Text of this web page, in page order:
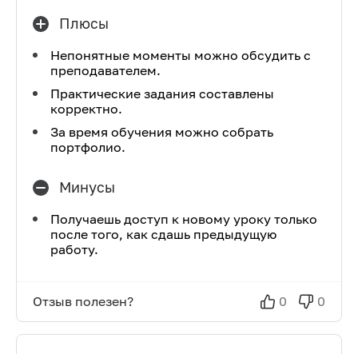
Плюсы
Непонятные моменты можно обсудить с
преподавателем.
Практические задания составлены
корректно.
За время обучения можно собрать
портфолио.
Минусы
Получаешь доступ к новому уроку только
после того, как сдашь предыдущую
работу.
Отзыв полезен? 0 0